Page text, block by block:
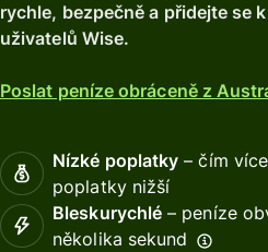
rychle, bezpečně a přidejte se
uživatelů Wise.
Poslat peníze obráceně z
Nízké poplatky – čím
poplatky nižší
Bleskurychlé – peníze
několika sekund